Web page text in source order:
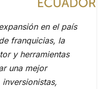
en el país
franquicias, la
y herramientas
una mejor